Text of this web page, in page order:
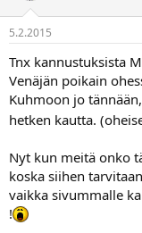
5.2.2015
Tnx kannustuksista
Venäjän poikain
Kuhmoon jo
hetken kautta.
Nyt kun meitä onko
koska siihen
vaikka sivummalle
!